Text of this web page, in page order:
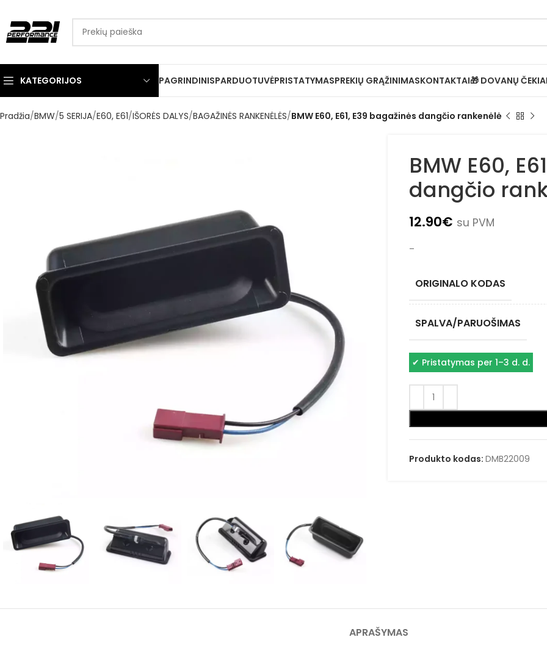
KATEGORIJOS PAGRINDINISPARDUOTUVĖPRISTATYMASPREKIŲ GRĄŽINIMASKONTAKTAI🎁 DOVANŲ ČEKIAI
Pradžia BMW 5 SERIJA E60, E61 IŠORĖS DALYS BAGAŽINĖS RANKENĖLĖS BMW E60, E61, E39 bagažinės dangčio rankenėlė
BMW E60,
dangčio
12.90€ su PVM
–
ORIGINALO KODAS
SPALVA/PARUOŠIMAS
✔ Pristatymas per 1–3 d. d.
Produkto kodas: DMB22009
APRAŠYMAS